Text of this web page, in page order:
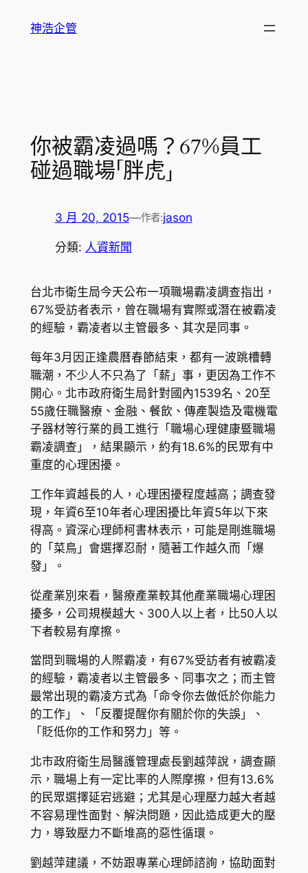
神浩企管
你被霸凌過嗎？67%員工
碰過職場「胖虎」
3 月 20, 2015—作者:jason
分類: 人資新聞
台北市衛生局今天公布一項職場霸凌調查指出，
67%受訪者表示，曾在職場有實際或潛在被霸凌
的經驗，霸凌者以主管最多、其次是同事。
每年3月因正逢農曆春節結束，都有一波跳槽轉
職潮，不少人不只為了「薪」事，更因為工作不
開心。北市政府衛生局針對國內1539名、20至
55歲任職醫療、金融、餐飲、傳產製造及電機電
子器材等行業的員工進行「職場心理健康暨職場
霸凌調查」，結果顯示，約有18.6%的民眾有中
重度的心理困擾。
工作年資越長的人，心理困擾程度越高；調查發
現，年資6至10年者心理困擾比年資5年以下來
得高。資深心理師柯書林表示，可能是剛進職場
的「菜鳥」會選擇忍耐，隨著工作越久而「爆
發」。
從產業別來看，醫療產業較其他產業職場心理困
擾多，公司規模越大、300人以上者，比50人以
下者較易有摩擦。
當問到職場的人際霸凌，有67%受訪者有被霸凌
的經驗，霸凌者以主管最多、同事次之；而主管
最常出現的霸凌方式為「命令你去做低於你能力
的工作」、「反覆提醒你有關於你的失誤」、
「貶低你的工作和努力」等。
北市政府衛生局醫護管理處長劉越萍說，調查顯
示，職場上有一定比率的人際摩擦，但有13.6%
的民眾選擇延宕逃避；尤其是心理壓力越大者越
不容易理性面對、解決問題，因此造成更大的壓
力，導致壓力不斷堆高的惡性循環。
劉越萍建議，不妨跟專業心理師諮詢，協助面對